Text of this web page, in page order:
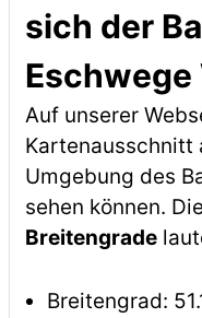
sich der
Eschwege
Auf unserer
Kartenausschnitt
Umgebung des
sehen können.
Breitengrade
Breitengrad: